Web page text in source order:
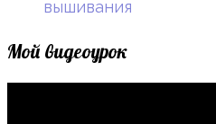
вышивания
Мой видеоурок